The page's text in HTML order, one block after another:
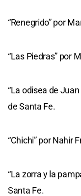
“Renegrido” por
“Las Piedras” por
“La odisea de
de Santa Fe.
“Chichi” por Nahir
“La zorra y la
Santa Fe.